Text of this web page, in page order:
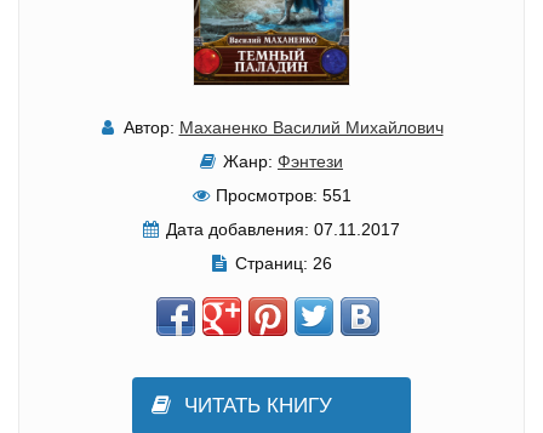
Автор: Маханенко Василий Михайлович
Жанр: Фэнтези
Просмотров: 551
Дата добавления: 07.11.2017
Страниц: 26
ЧИТАТЬ КНИГУ